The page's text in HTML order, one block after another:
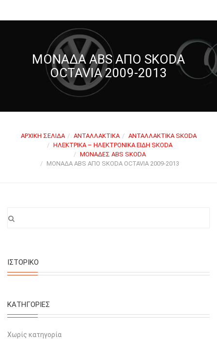
ΜΟΝΆΔΑ ABS ΑΠΌ SKODA
OCTAVIA 2009-2013
ΑΡΧΙΚΉ ΣΕΛΊΔΑ ΑΝΤΑΛΛΑΚΤΙΚΆ
ΑΝΤΑΛΛΑΚΤΙΚΆ SKODA
ΗΛΕΚΤΡΙΚΆ – ΗΛΕΚΤΡΟΝΙΚΆ ΕΊΔΗ SKODA
ΜΟΝΆΔΕΣ ABS SKODA
ΜΟΝΆΔΑ ABS ΑΠΌ SKODA OCTAVIA 2009-2013
ΙΣΤΟΡΙΚΌ
KΑΤΗΓΟΡΊΕΣ
Χωρίς κατηγορία